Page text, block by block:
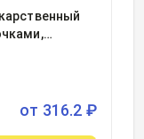
от 316.2 ₽